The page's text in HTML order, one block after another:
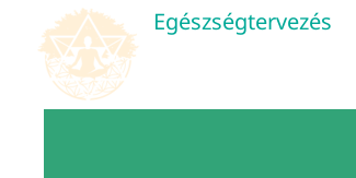
Kihagyás Egészségtervezés